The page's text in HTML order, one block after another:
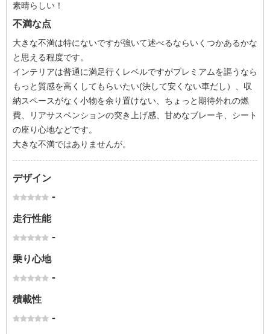
素晴らしい！
不満な点
大きな不満は特にないですが強いて述べるならいくつかあるかな
と思える程度です。
インテリアは普通に満足行くレベルですがプレミアムを謳うなら
もっと質感を高くしてもらいたい(決して安くない車だし）、収
納スペースがなく小物を余り置けない、ちょっと期待外れの燃
費、リアサスペンションの突き上げ感、甘めなブレーキ、シート
の座り心地などです。
大きな不満ではありませんが。
デザイン
-
走行性能
-
乗り心地
-
積載性
-